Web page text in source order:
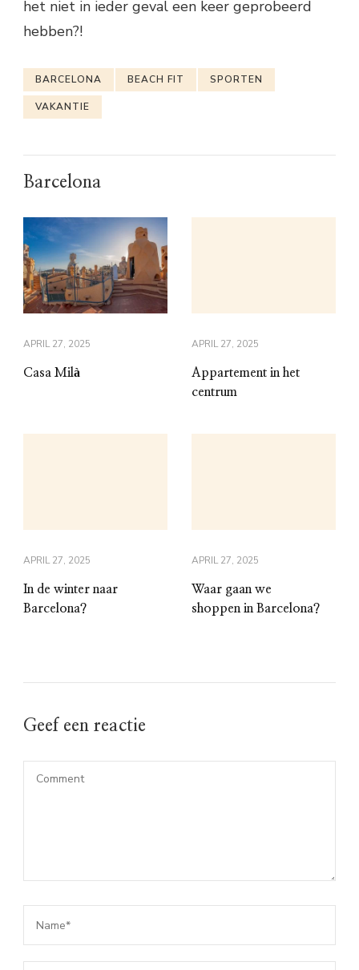
het niet in ieder geval een keer geprobeerd
hebben?!
BARCELONA BEACH FIT SPORTEN
VAKANTIE
Barcelona
APRIL 27, 2025
Casa Milà
APRIL 27, 2025
Appartement in het
centrum
APRIL 27, 2025
In de winter naar
Barcelona?
APRIL 27, 2025
Waar gaan we
shoppen in Barcelona?
Geef een reactie